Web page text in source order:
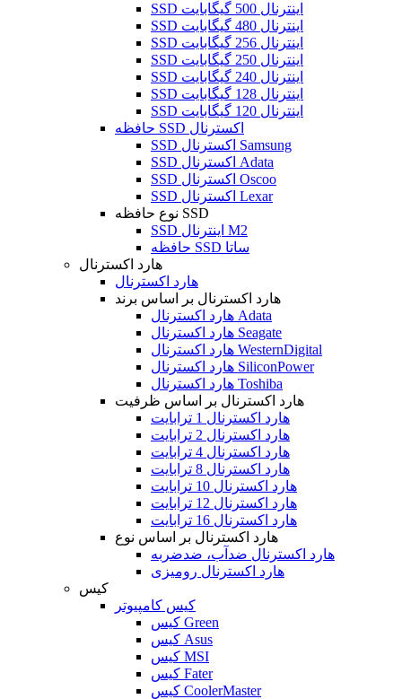
SSD اینترنال 500 گیگابایت
SSD اینترنال 480 گیگابایت
SSD اینترنال 256 گیگابایت
SSD اینترنال 250 گیگابایت
SSD اینترنال 240 گیگابایت
SSD اینترنال 128 گیگابایت
SSD اینترنال 120 گیگابایت
حافظه SSD اکسترنال
SSD اکسترنال Samsung
SSD اکسترنال Adata
SSD اکسترنال Oscoo
SSD اکسترنال Lexar
نوع حافظه SSD
SSD اینترنال M2
حافظه SSD ساتا
هارد اکسترنال
هارد اکسترنال
هارد اکسترنال بر اساس برند
هارد اکسترنال Adata
هارد اکسترنال Seagate
هارد اکسترنال WesternDigital
هارد اکسترنال SiliconPower
هارد اکسترنال Toshiba
هارد اکسترنال بر اساس ظرفیت
هارد اکسترنال 1 ترابایت
هارد اکسترنال 2 ترابایت
هارد اکسترنال 4 ترابایت
هارد اکسترنال 8 ترابایت
هارد اکسترنال 10 ترابایت
هارد اکسترنال 12 ترابایت
هارد اکسترنال 16 ترابایت
هارد اکسترنال بر اساس نوع
هارد اکسترنال ضدآب، ضدضربه
هارد اکسترنال رومیزی
کیس
کیس کامپیوتر
کیس Green
کیس Asus
کیس MSI
کیس Fater
کیس CoolerMaster